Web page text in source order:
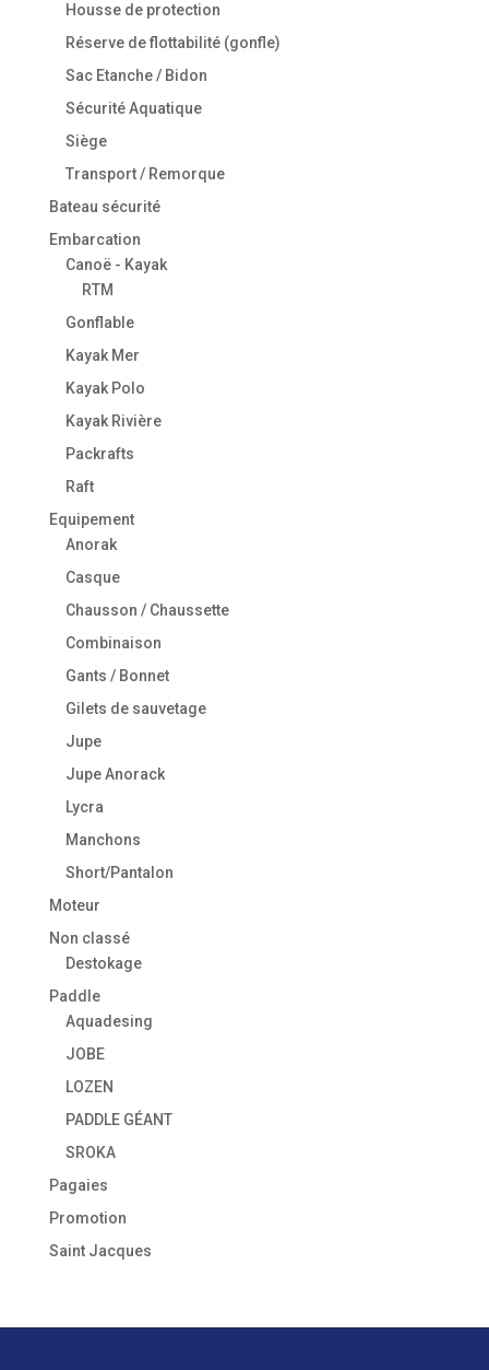
Housse de protection
Réserve de flottabilité (gonfle)
Sac Etanche / Bidon
Sécurité Aquatique
Siège
Transport / Remorque
Bateau sécurité
Embarcation
Canoë - Kayak
RTM
Gonflable
Kayak Mer
Kayak Polo
Kayak Rivière
Packrafts
Raft
Equipement
Anorak
Casque
Chausson / Chaussette
Combinaison
Gants / Bonnet
Gilets de sauvetage
Jupe
Jupe Anorack
Lycra
Manchons
Short/Pantalon
Moteur
Non classé
Destokage
Paddle
Aquadesing
JOBE
LOZEN
PADDLE GÉANT
SROKA
Pagaies
Promotion
Saint Jacques